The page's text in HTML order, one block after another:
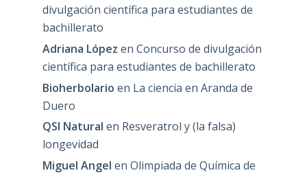
divulgación científica para estudiantes de
bachillerato
Adriana López en Concurso de divulgación
científica para estudiantes de bachillerato
Bioherbolario en La ciencia en Aranda de
Duero
QSI Natural en Resveratrol y (la falsa)
longevidad
Miguel Angel en Olimpiada de Química de